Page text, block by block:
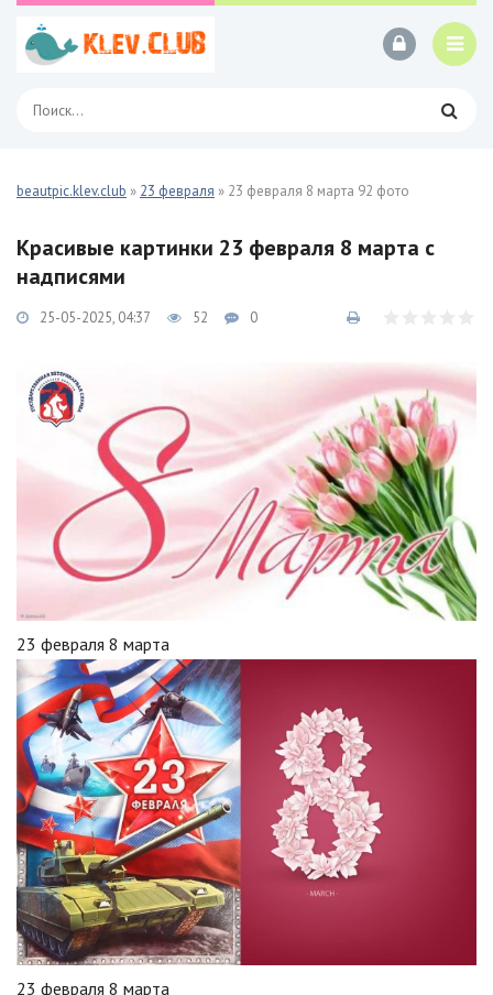
beautpic.klev.club » 23 февраля » 23 февраля 8 марта 92 фото
Красивые картинки 23 февраля 8 марта с
надписями
25-05-2025, 04:37 52 0
23 февраля 8 марта
23 февраля 8 марта